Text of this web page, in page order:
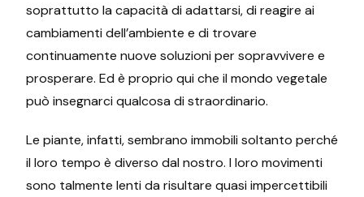
soprattutto la capacità di adattarsi, di reagire ai
cambiamenti dell’ambiente e di trovare
continuamente nuove soluzioni per sopravvivere e
prosperare. Ed è proprio qui che il mondo vegetale
può insegnarci qualcosa di straordinario.
Le piante, infatti, sembrano immobili soltanto perché
il loro tempo è diverso dal nostro. I loro movimenti
sono talmente lenti da risultare quasi impercettibili